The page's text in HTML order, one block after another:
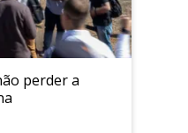
perder a